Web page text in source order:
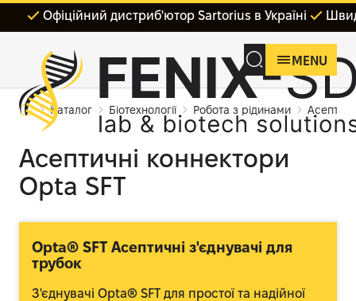
Офіційний дистриб'ютор Sartorius в Україні
MENU
Каталог Біотехнології Робота з рідинами
Асептичні коннектори
Opta SFT
Opta® SFT Асептичні з'єднувачі для
трубок
З'єднувачі Opta® SFT для простої та надійної